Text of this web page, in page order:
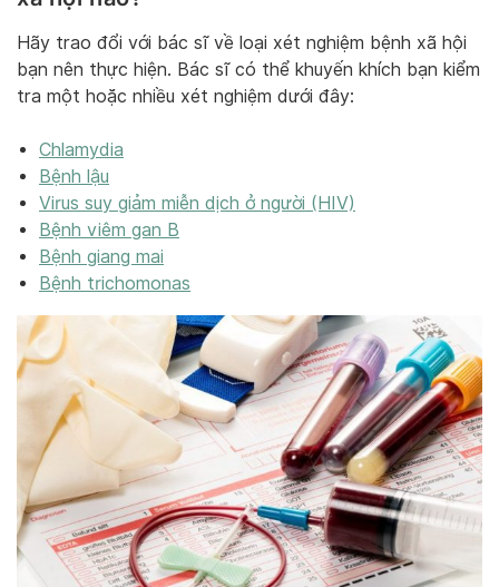
Hãy trao đổi với bác sĩ về loại xét nghiệm bệnh xã hội
bạn nên thực hiện. Bác sĩ có thể khuyến khích bạn kiểm
tra một hoặc nhiều xét nghiệm dưới đây:
Chlamydia
Bệnh lậu
Virus suy giảm miễn dịch ở người (HIV)
Bệnh viêm gan B
Bệnh giang mai
Bệnh trichomonas